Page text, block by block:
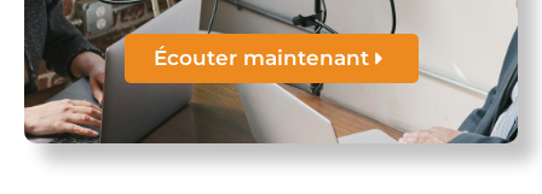
Écouter maintenant